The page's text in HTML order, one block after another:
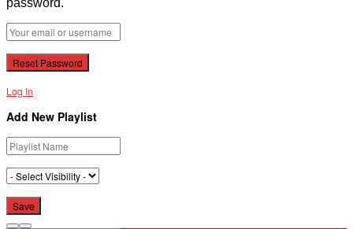
password.
Log In
Add New Playlist